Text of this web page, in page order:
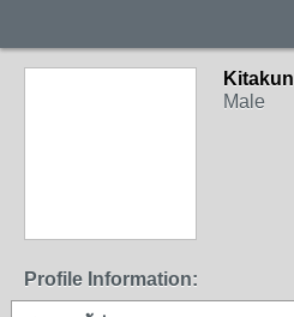
Kitakun
Male
Profile Information: